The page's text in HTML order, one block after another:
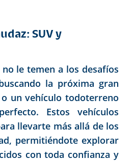
SUV y
le temen a los desafíos
la próxima gran
un vehículo todoterreno
Estos vehículos
llevarte más allá de los
permitiéndote explorar
con toda confianza y